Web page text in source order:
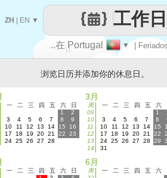
让
..在 Portugal ▼ |
工作日
ZH EN ▼
浏览日历并添加你的休息日。
一 二 三 四 五 六
日
1
2
3
4 5 6 7 8
9
10
11 12 13 14 15
16
17
18 19 20 21 22
23
24 25 26 27 28
3月
周 一 二 三 四 五 六
09
1
10
3 4 5 6 7 8
11
10 11 12 13 14 15
12
17 18 19 20 21 22
13
24 25 26 27 28 29
14
31
一 二 三 四 五 六
日
6月
周 一 二 三 四 五 六